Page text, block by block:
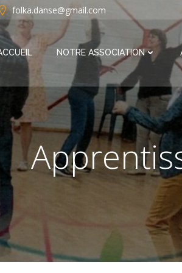
folka.danse@gmail.com
NOTRE ASSOCIATION